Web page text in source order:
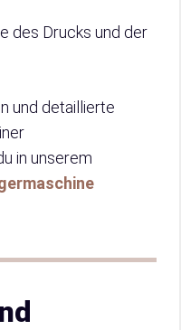
des Drucks und der
und detaillierte
in unserem